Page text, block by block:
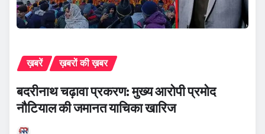
ख़बरें ख़बरों की ख़बर
बदरीनाथ चढ़ावा प्रकरण: मुख्य आरोपी प्रमोद
नौटियाल की जमानत याचिका खारिज